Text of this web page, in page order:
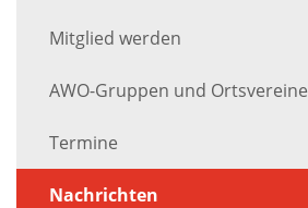
Mitglied werden
AWO-Gruppen und Ortsvereine
Termine
Nachrichten